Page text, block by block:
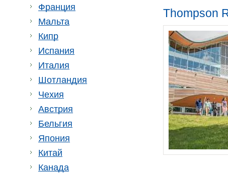
Франция
Мальта
Кипр
Испания
Италия
Шотландия
Чехия
Австрия
Бельгия
Япония
Китай
Канада
Thompson